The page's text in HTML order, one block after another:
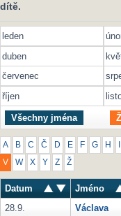
dítě.
leden
duben
červenec
říjen
Všechny jména
A B C Č D E F G H
V W X Y Z Ž
Datum Jméno
28.9.
Václava